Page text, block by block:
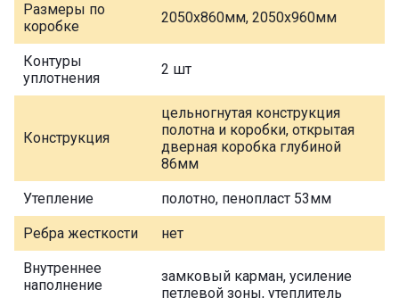
Размеры по
коробке
2050х860мм, 2050х960мм
Контуры
уплотнения
2 шт
Конструкция
цельногнутая конструкция
полотна и коробки, открытая
дверная коробка глубиной
86мм
Утепление полотно, пенопласт 53мм
Ребра жесткости нет
Внутреннее
наполнение
замковый карман, усиление
петлевой зоны, утеплитель